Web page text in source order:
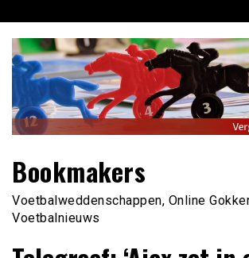
naar
inhoud
Bookmakers
Voetbalweddenschappen, Online
Voetbalnieuws